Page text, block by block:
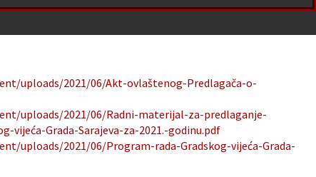
uploads/2021/06/Akt-ovlaštenog-Predlagača-o-
uploads/2021/06/Radni-materijal-za-predlaganje-
vijeća-Grada-Sarajeva-za-2021.-godinu.pdf
uploads/2021/06/Program-rada-Gradskog-vijeća-Grada-